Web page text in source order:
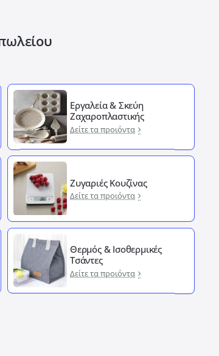
Εργαλεία & Σκεύη
Ζαχαροπλαστικής
Δείτε τα προιόντα
Ζυγαριές Κουζίνας
Δείτε τα προιόντα
Θερμός & Ισοθερμικές
Τσάντες
Δείτε τα προιόντα